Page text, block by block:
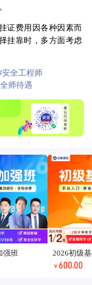
证费用因各种因素而
挂靠时，多方面考虑
安全工程师
师待遇
强班 2026初级
￥ 600.00